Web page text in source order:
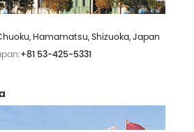
Hamamatsu, Shizuoka, Japan
+81 53-425-5331